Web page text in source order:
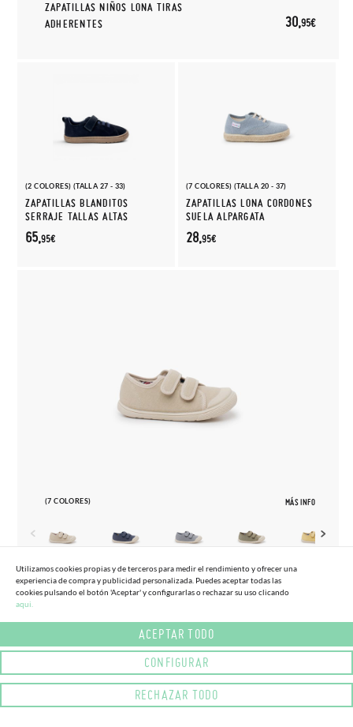
ZAPATILLAS NIÑOS LONA TIRAS
ADHERENTES
30,95€
(2 COLORES) (TALLA 27 - 33)
ZAPATILLAS BLANDITOS
SERRAJE TALLAS ALTAS
65,95€
(7 COLORES) (TALLA 20 - 37)
ZAPATILLAS LONA CORDONES
SUELA ALPARGATA
28,95€
(7 COLORES) MÁS INFO
22 34
33,
Utilizamos cookies propias y de terceros para medir el rendimiento y ofrecer una
experiencia de compra y publicidad personalizada. Puedes aceptar todas las
cookies pulsando el botón 'Aceptar' y configurarlas o rechazar su uso clicando
aqui.
ACEPTAR TODO
CONFIGURAR
RECHAZAR TODO